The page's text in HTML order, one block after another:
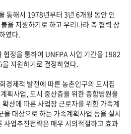
통해서 1978년부터 3년 6개월 동안 인
을 지원하기로 하고 우리나라 측 협력 상
였다.
정을 통하여 UNFPA 사업 기간을 1982
지원하기로 결정하였다.
경제적 발전에 따른 농촌인구의 도시집
획사업, 도시 중산층을 위한 종합병원을
산에 따른 사업장 근로자를 위한 가족계
대상으로 하는 가족계획사업 등을 실시
사업추진전략은 매우 시의적절하고 효과